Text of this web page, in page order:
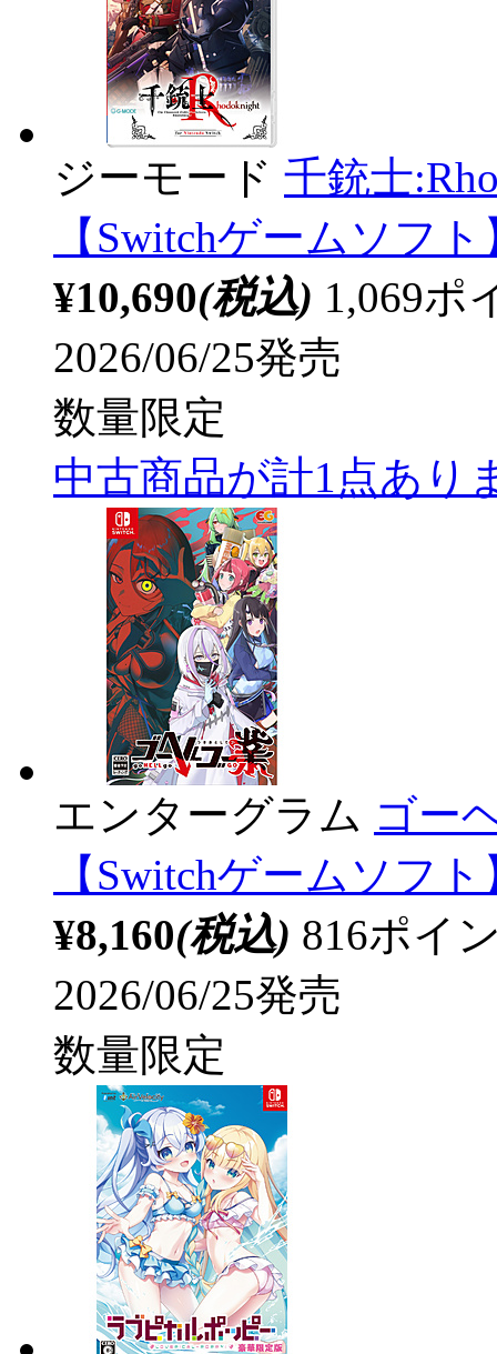
ジーモード 千銃士
【Switchゲームソフ
¥10,690(税込) 1,069ポ
2026/06/25発売
数量限定
中古商品が計1点あり
エンターグラム ゴー
【Switchゲームソフト
¥8,160(税込) 816ポイ
2026/06/25発売
数量限定